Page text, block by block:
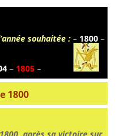
souhaitée : – 1800 –
– 1805–
1800